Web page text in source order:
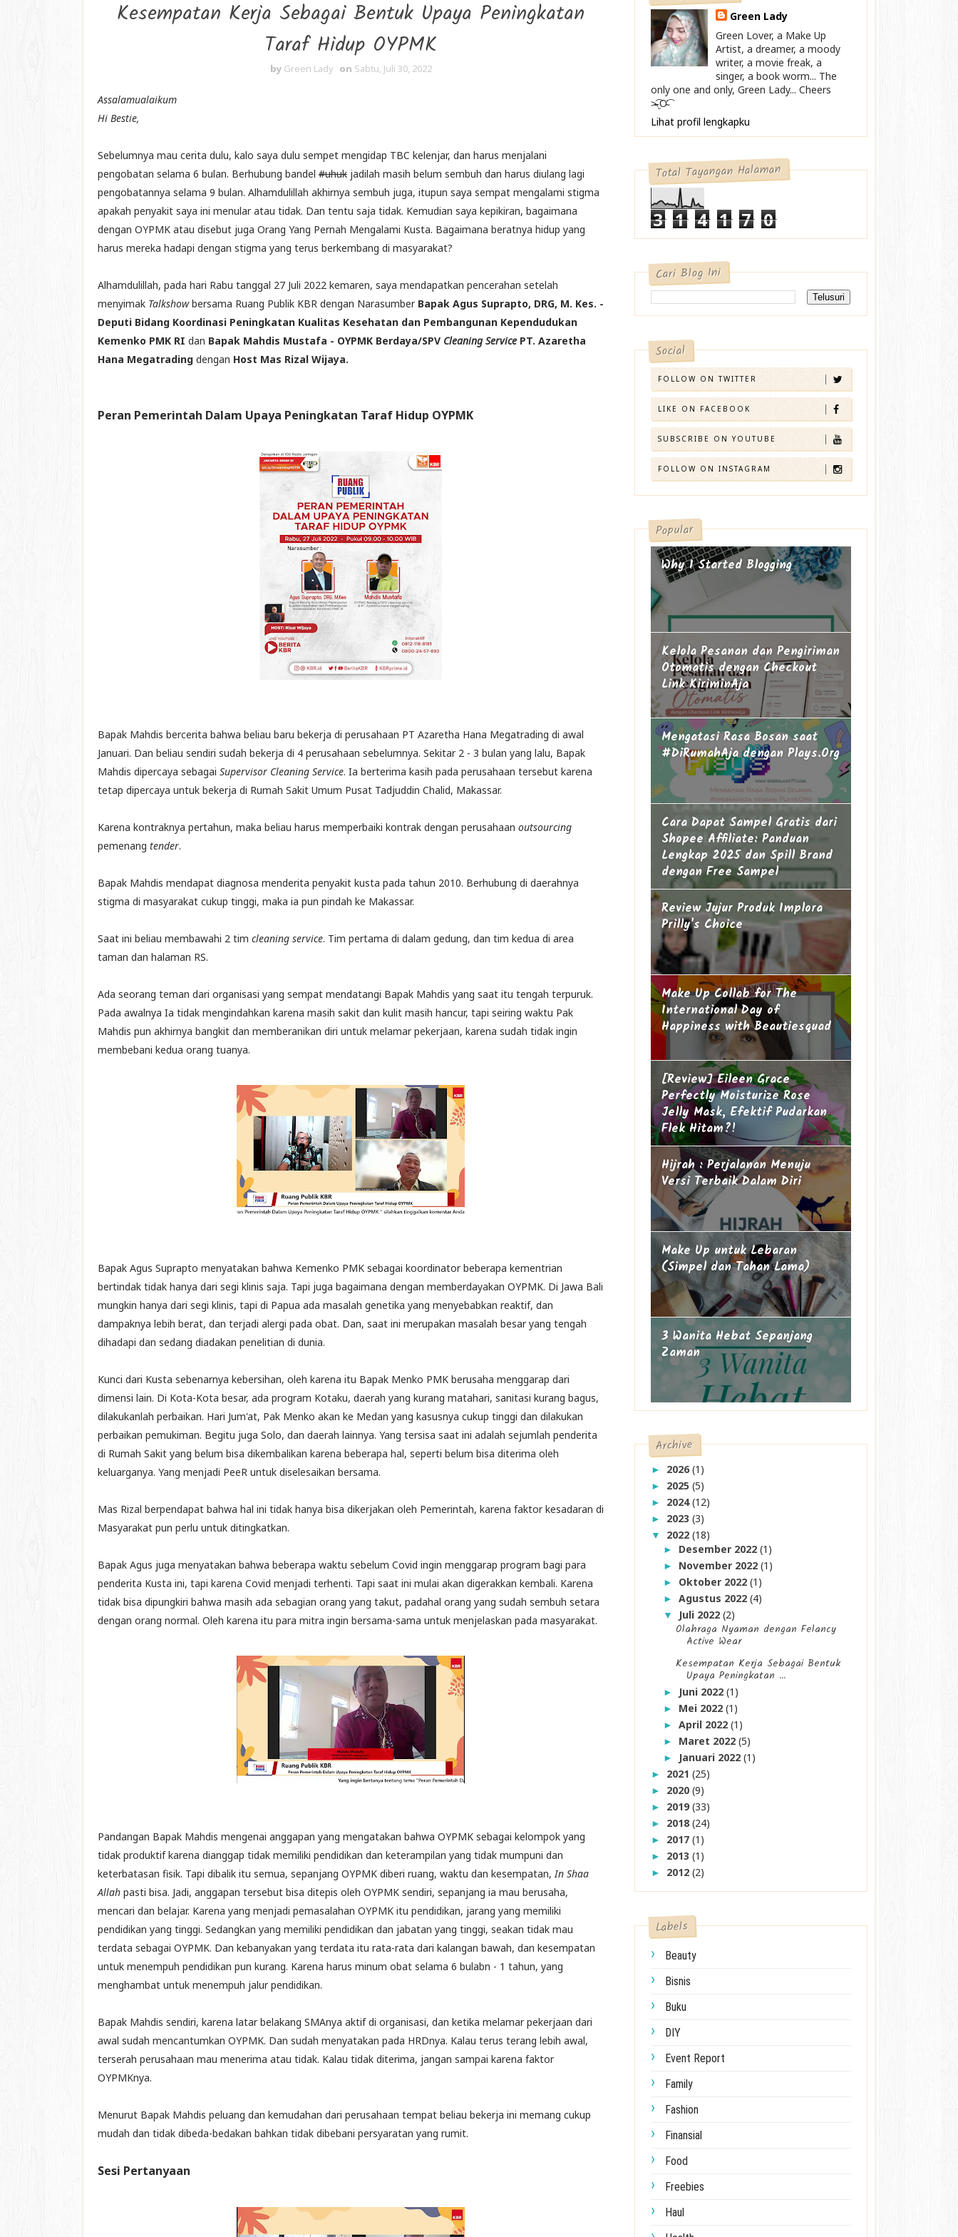
Kesempatan Kerja Sebagai Bentuk Upaya Peningkatan
Taraf Hidup OYPMK
by Green Lady on Sabtu, Juli 30, 2022
Assalamualaikum
Hi Bestie,
Sebelumnya mau cerita dulu, kalo saya dulu sempet mengidap TBC kelenjar, dan harus menjalani
pengobatan selama 6 bulan. Berhubung bandel #uhuk jadilah masih belum sembuh dan harus diulang lagi
pengobatannya selama 9 bulan. Alhamdulillah akhirnya sembuh juga, itupun saya sempat mengalami stigma
apakah penyakit saya ini menular atau tidak. Dan tentu saja tidak. Kemudian saya kepikiran, bagaimana
dengan OYPMK atau disebut juga Orang Yang Pernah Mengalami Kusta. Bagaimana beratnya hidup yang
harus mereka hadapi dengan stigma yang terus berkembang di masyarakat?
Alhamdulillah, pada hari Rabu tanggal 27 Juli 2022 kemaren, saya mendapatkan pencerahan setelah
menyimak Talkshowbersama Ruang Publik KBR dengan Narasumber Bapak Agus Suprapto, DRG, M. Kes. -
Deputi Bidang Koordinasi Peningkatan Kualitas Kesehatan dan Pembangunan Kependudukan
Kemenko PMK RI dan Bapak Mahdis Mustafa - OYPMK Berdaya/SPV Cleaning Service PT. Azaretha
Hana Megatrading dengan Host Mas Rizal Wijaya.
Peran Pemerintah Dalam Upaya Peningkatan Taraf Hidup OYPMK
Bapak Mahdis bercerita bahwa beliau baru bekerja di perusahaan PT Azaretha Hana Megatrading di awal
Januari. Dan beliau sendiri sudah bekerja di 4 perusahaan sebelumnya. Sekitar 2 - 3 bulan yang lalu, Bapak
Mahdis dipercaya sebagai Supervisor Cleaning Service. Ia berterima kasih pada perusahaan tersebut karena
tetap dipercaya untuk bekerja di Rumah Sakit Umum Pusat Tadjuddin Chalid, Makassar.
Karena kontraknya pertahun, maka beliau harus memperbaiki kontrak dengan perusahaan outsourcing
pemenang tender.
Bapak Mahdis mendapat diagnosa menderita penyakit kusta pada tahun 2010. Berhubung di daerahnya
stigma di masyarakat cukup tinggi, maka ia pun pindah ke Makassar.
Saat ini beliau membawahi 2 tim cleaning service. Tim pertama di dalam gedung, dan tim kedua di area
taman dan halaman RS.
Ada seorang teman dari organisasi yang sempat mendatangi Bapak Mahdis yang saat itu tengah terpuruk.
Pada awalnya Ia tidak mengindahkan karena masih sakit dan kulit masih hancur, tapi seiring waktu Pak
Mahdis pun akhirnya bangkit dan memberanikan diri untuk melamar pekerjaan, karena sudah tidak ingin
membebani kedua orang tuanya.
Bapak Agus Suprapto menyatakan bahwa Kemenko PMK sebagai koordinator beberapa kementrian
bertindak tidak hanya dari segi klinis saja. Tapi juga bagaimana dengan memberdayakan OYPMK. Di Jawa Bali
mungkin hanya dari segi klinis, tapi di Papua ada masalah genetika yang menyebabkan reaktif, dan
dampaknya lebih berat, dan terjadi alergi pada obat. Dan, saat ini merupakan masalah besar yang tengah
dihadapi dan sedang diadakan penelitian di dunia.
Kunci dari Kusta sebenarnya kebersihan, oleh karena itu Bapak Menko PMK berusaha menggarap dari
dimensi lain. Di Kota-Kota besar, ada program Kotaku, daerah yang kurang matahari, sanitasi kurang bagus,
dilakukanlah perbaikan. Hari Jum'at, Pak Menko akan ke Medan yang kasusnya cukup tinggi dan dilakukan
perbaikan pemukiman. Begitu juga Solo, dan daerah lainnya. Yang tersisa saat ini adalah sejumlah penderita
di Rumah Sakit yang belum bisa dikembalikan karena beberapa hal, seperti belum bisa diterima oleh
keluarganya. Yang menjadi PeeR untuk diselesaikan bersama.
Mas Rizal berpendapat bahwa hal ini tidak hanya bisa dikerjakan oleh Pemerintah, karena faktor kesadaran di
Masyarakat pun perlu untuk ditingkatkan.
Bapak Agus juga menyatakan bahwa beberapa waktu sebelum Covid ingin menggarap program bagi para
penderita Kusta ini, tapi karena Covid menjadi terhenti. Tapi saat ini mulai akan digerakkan kembali. Karena
tidak bisa dipungkiri bahwa masih ada sebagian orang yang takut, padahal orang yang sudah sembuh setara
dengan orang normal. Oleh karena itu para mitra ingin bersama-sama untuk menjelaskan pada masyarakat.
Pandangan Bapak Mahdis mengenai anggapan yang mengatakan bahwa OYPMK sebagai kelompok yang
tidak produktif karena dianggap tidak memiliki pendidikan dan keterampilan yang tidak mumpuni dan
keterbatasan fisik. Tapi dibalik itu semua, sepanjang OYPMK diberi ruang, waktu dan kesempatan,In Shaa
Allah pasti bisa. Jadi, anggapan tersebut bisa ditepis oleh OYPMK sendiri, sepanjang ia mau berusaha,
mencari dan belajar. Karena yang menjadi pemasalahan OYPMK itu pendidikan, jarang yang memiliki
pendidikan yang tinggi. Sedangkan yang memiliki pendidikan dan jabatan yang tinggi, seakan tidak mau
terdata sebagai OYPMK. Dan kebanyakan yang terdata itu rata-rata dari kalangan bawah, dan kesempatan
untuk menempuh pendidikan pun kurang. Karena harus minum obat selama 6 bulabn - 1 tahun, yang
menghambat untuk menempuh jalur pendidikan.
Bapak Mahdis sendiri, karena latar belakang SMAnya aktif di organisasi, dan ketika melamar pekerjaan dari
awal sudah mencantumkan OYPMK. Dan sudah menyatakan pada HRDnya. Kalau terus terang lebih awal,
terserah perusahaan mau menerima atau tidak. Kalau tidak diterima, jangan sampai karena faktor
OYPMKnya.
Menurut Bapak Mahdis peluang dan kemudahan dari perusahaan tempat beliau bekerja ini memang cukup
mudah dan tidak dibeda-bedakan bahkan tidak dibebani persyaratan yang rumit.
Sesi Pertanyaan
Green Lady
Green Lover, a Make Up
Artist, a dreamer, a moody
writer, a movie freak, a
singer, a book worm... The
only one and only, Green Lady... Cheers
>̴̴̴̴̴͡.̮Ơ̴͡
Lihat profil lengkapku
Total Tayangan Halaman
3 1 4 1 7 0
Cari Blog Ini
Social
FOLLOW ON TWITTER
LIKE ON FACEBOOK
SUBSCRIBE ON YOUTUBE
FOLLOW ON INSTAGRAM
Popular
Why I Started Blogging
Kelola Pesanan dan Pengiriman
Otomatis dengan Checkout
Link KiriminAja
Mengatasi Rasa Bosan saat
#DiRumahAja dengan Plays.Org
Cara Dapat Sampel Gratis dari
Shopee Affiliate: Panduan
Lengkap 2025 dan Spill Brand
dengan Free Sampel
Review Jujur Produk Implora
Prilly's Choice
Make Up Collab for The
International Day of
Happiness with Beautiesquad
[Review] Eileen Grace
Perfectly Moisturize Rose
Jelly Mask, Efektif Pudarkan
Flek Hitam?!
Hijrah : Perjalanan Menuju
Versi Terbaik Dalam Diri
Make Up untuk Lebaran
(Simpel dan Tahan Lama)
3 Wanita Hebat Sepanjang
Zaman
Archive
► 2026(1)
► 2025(5)
► 2024(12)
► 2023(3)
▼ 2022(18)
► Desember 2022(1)
► November 2022(1)
► Oktober 2022(1)
►Agustus 2022(4)
▼ Juli 2022(2)
Olahraga Nyaman dengan Felancy
Active Wear
Kesempatan Kerja Sebagai Bentuk
Upaya Peningkatan ...
► Juni 2022(1)
► Mei 2022(1)
►April 2022(1)
► Maret 2022(5)
► Januari 2022(1)
► 2021(25)
► 2020(9)
► 2019(33)
► 2018(24)
► 2017(1)
► 2013(1)
► 2012(2)
Labels
Beauty
Bisnis
Buku
DIY
Event Report
Family
Fashion
Finansial
Food
Freebies
Haul